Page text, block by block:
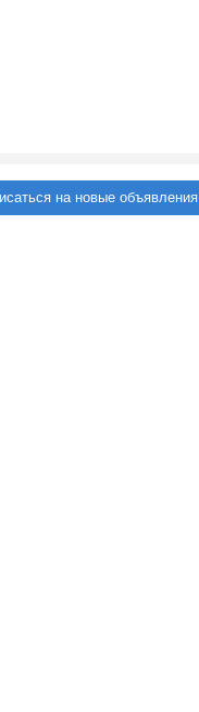
на новые объявления